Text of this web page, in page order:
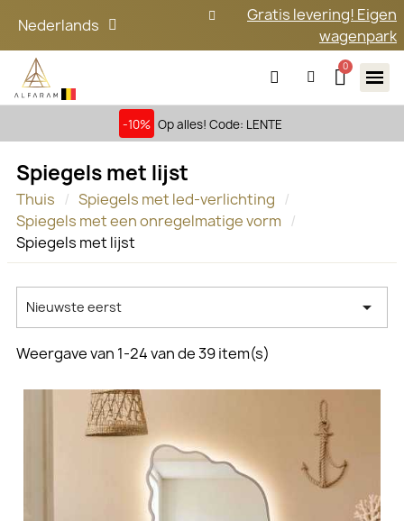
Nederlands
Gratis levering! Eigen
wagenpark
-10% Op alles! Code: LENTE
Spiegels met lijst
Thuis
Spiegels met led-verlichting
Spiegels met een onregelmatige vorm
Spiegels met lijst
Nieuwste eerst 
Weergave van 1-24 van de 39 item(s)